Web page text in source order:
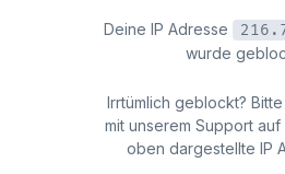
Deine IP Adresse
wurde
Irrtümlich geblockt?
mit unserem Support
oben dargestellte IP